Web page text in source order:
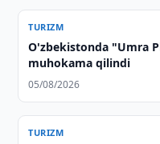
TURIZM
O'zbekistonda "Umra
muhokama qilindi
05/08/2026
TURIZM